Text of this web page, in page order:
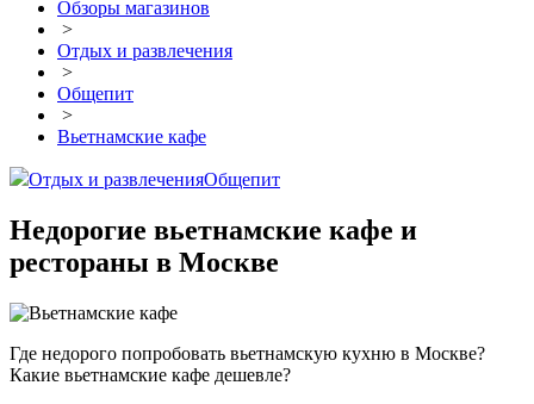
Обзоры магазинов
>
Отдых и развлечения
>
Общепит
>
Вьетнамские кафе
Отдых и развлеченияОбщепит
Недорогие вьетнамские кафе и
рестораны в Москве
Где недорого попробовать вьетнамскую кухню в Москве?
Какие вьетнамские кафе дешевле?